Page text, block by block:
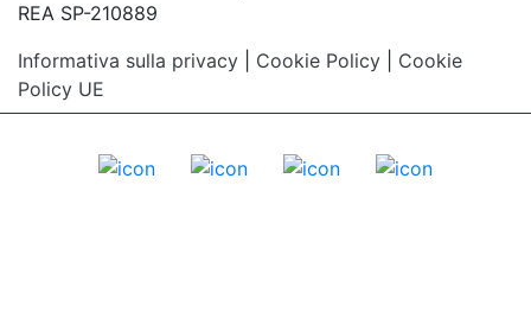
REA SP-210889
Informativa sulla privacy
Cookie Policy
Cookie
Policy UE